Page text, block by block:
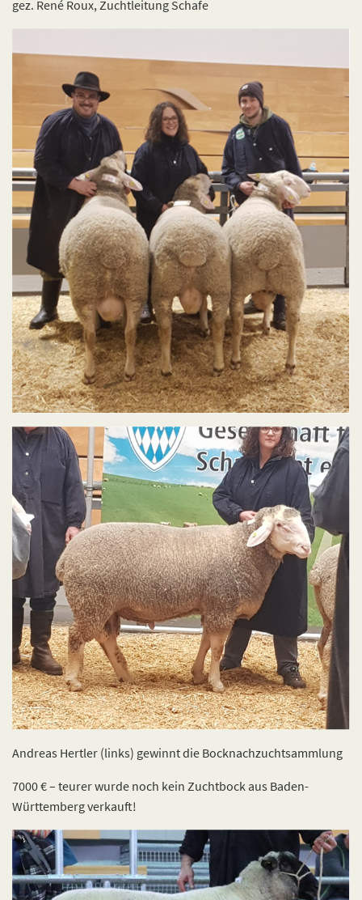
gez. René Roux, Zuchtleitung Schafe
Andreas Hertler (links) gewinnt die Bocknachzuchtsammlung
7000 € – teurer wurde noch kein Zuchtbock aus Baden-
Württemberg verkauft!